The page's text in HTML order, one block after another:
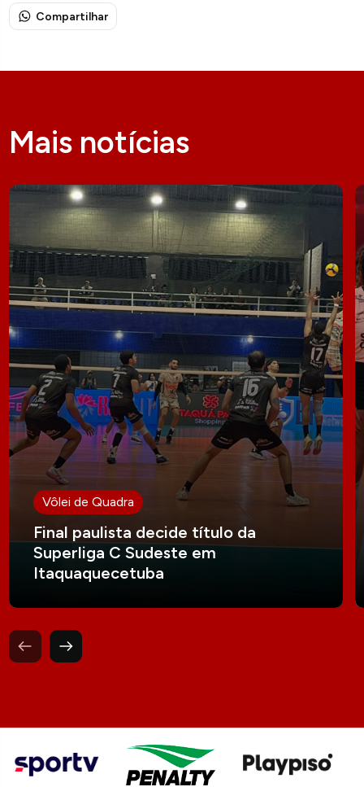
Compartilhar
Mais notícias
Vôlei de Quadra
Final paulista decide título da
Superliga C Sudeste em
Itaquaquecetuba